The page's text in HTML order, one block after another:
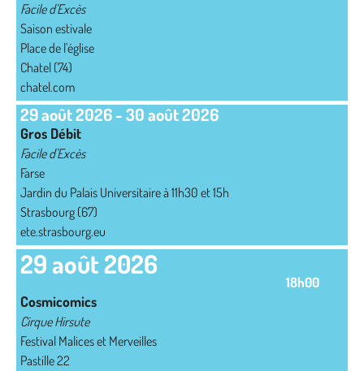
Facile d'Excès
Saison estivale
Place de l'église
Chatel (74)
chatel.com
29 août 2026-30 août 2026
Gros Débit
Facile d'Excès
Farse
Jardin du Palais Universitaire à 11h30 et 15h
Strasbourg (67)
ete.strasbourg.eu
29 août 2026
18h00
Cosmicomics
Cirque Hirsute
Festival Malices et Merveilles
Pastille 22